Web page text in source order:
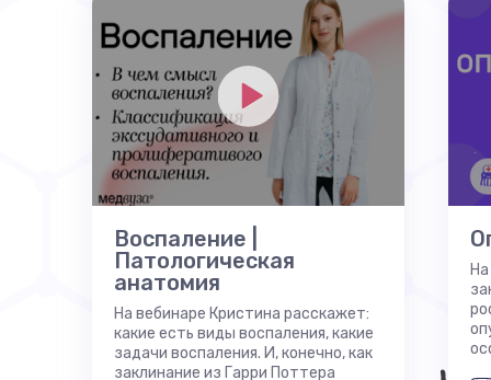
Воспаление |
Патологическая
анатомия
На вебинаре Кристина расскажет:
какие есть виды воспаления, какие
задачи воспаления. И, конечно, как
заклинание из Гарри Поттера